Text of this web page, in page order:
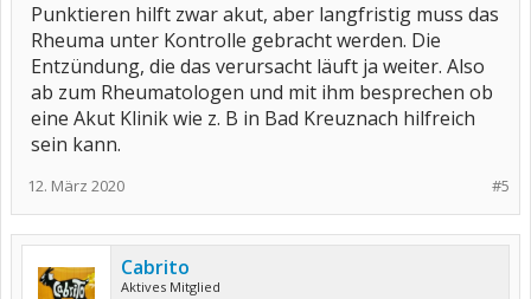
Punktieren hilft zwar akut, aber langfristig muss das
Rheuma unter Kontrolle gebracht werden. Die
Entzündung, die das verursacht läuft ja weiter. Also
ab zum Rheumatologen und mit ihm besprechen ob
eine Akut Klinik wie z. B in Bad Kreuznach hilfreich
sein kann.
#5
12. März 2020
Cabrito
Aktives Mitglied